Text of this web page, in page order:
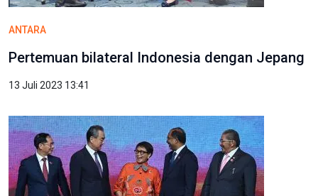
ANTARA
Pertemuan bilateral Indonesia dengan Jepang
13 Juli 2023 13:41